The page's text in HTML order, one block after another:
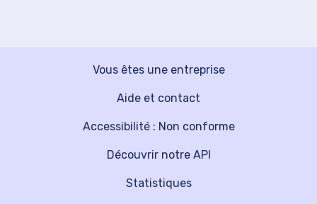
Vous êtes une entreprise
Découvrir notre API
Aide et contact
Statistiques
Accessibilité : Non conforme